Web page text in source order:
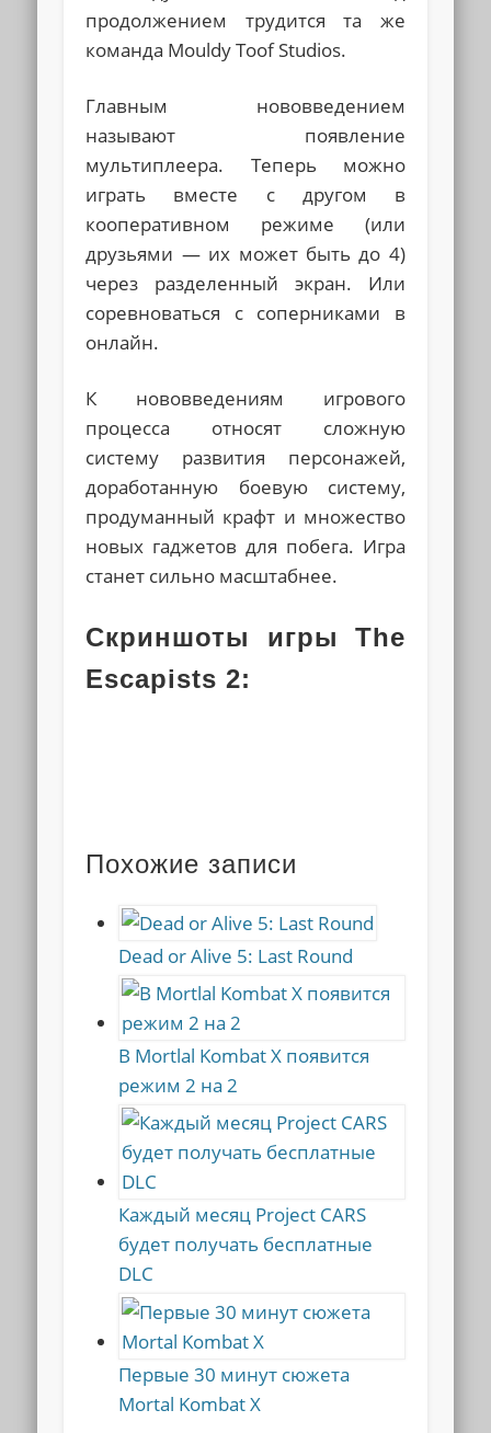
продолжением трудится та же
команда Mouldy Toof Studios.
Главным нововведением
называют появление
мультиплеера. Теперь можно
играть вместе с другом в
кооперативном режиме (или
друзьями — их может быть до 4)
через разделенный экран. Или
соревноваться с соперниками в
онлайн.
К нововведениям игрового
процесса относят сложную
систему развития персонажей,
доработанную боевую систему,
продуманный крафт и множество
новых гаджетов для побега. Игра
станет сильно масштабнее.
Скриншоты игры The
Escapists 2:
Похожие записи
Dead or Alive 5: Last Round
В Mortlal Kombat X появится
режим 2 на 2
Каждый месяц Project CARS
будет получать бесплатные
DLC
Первые 30 минут сюжета
Mortal Kombat X